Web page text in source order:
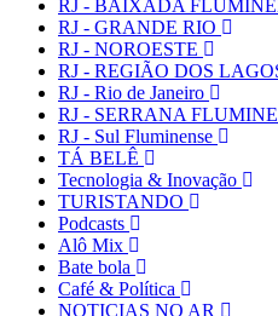
RJ - BAIXADA
RJ - GRANDE RIO
RJ - NOROESTE
RJ - REGIÃO DOS
RJ - Rio de Janeiro
RJ - SERRANA
RJ - Sul Fluminense
TÁ BELÊ
Tecnologia & Inovação
TURISTANDO
Podcasts
Alô Mix
Bate bola
Café & Política
NOTICIAS NO AR